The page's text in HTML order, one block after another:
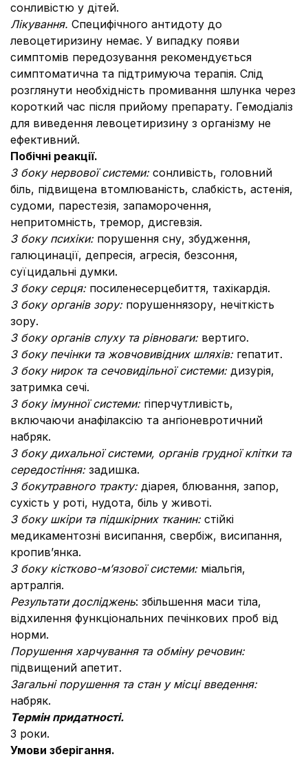
сонливістю у дітей.
Лікування. Специфічного антидоту до
левоцетиризину немає. У випадку появи
симптомів передозування рекомендується
симптоматична та підтримуюча терапія. Слід
розглянути необхідність промивання шлунка через
короткий час після прийому препарату. Гемодіаліз
для виведення левоцетиризину з організму не
ефективний.
Побічні реакції.
З боку нервової системи: сонливість, головний
біль, підвищена втомлюваність, слабкість, астенія,
судоми, парестезія, запаморочення,
непритомність, тремор, дисгевзія.
З боку психіки: порушення сну, збудження,
галюцинації, депресія, агресія, безсоння,
суїцидальні думки.
З боку серця: посиленесерцебиття, тахікардія.
З боку органів зору: порушеннязору, нечіткість
зору.
З боку органів слуху та рівноваги: вертиго.
З боку печінки та жовчовивідних шляхів: гепатит.
З боку нирок та сечовидільної системи: дизурія,
затримка сечі.
З боку імунної системи: гіперчутливість,
включаючи анафілаксію та ангіоневротичний
набряк.
З боку дихальної системи, органів грудної клітки та
середостіння: задишка.
З бокутравного тракту: діарея, блювання, запор,
сухість у роті, нудота, біль у животі.
З боку шкіри та підшкірних тканин: стійкі
медикаментозні висипання, свербіж, висипання,
кропив’янка.
З боку кістково-м’язової системи: міальгія,
артралгія.
Результати досліджень: збільшення маси тіла,
відхилення функціональних печінкових проб від
норми.
Порушення харчування та обміну речовин:
підвищений апетит.
Загальні порушення та стан у місці введення:
набряк.
Термін придатності.
3 роки.
Умови зберігання.